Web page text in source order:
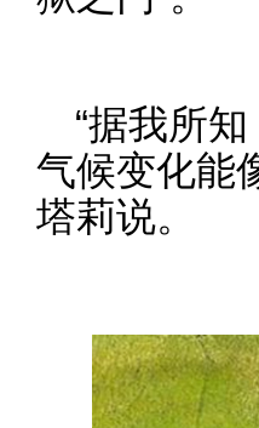
“据我所
气候变化能
塔莉说。